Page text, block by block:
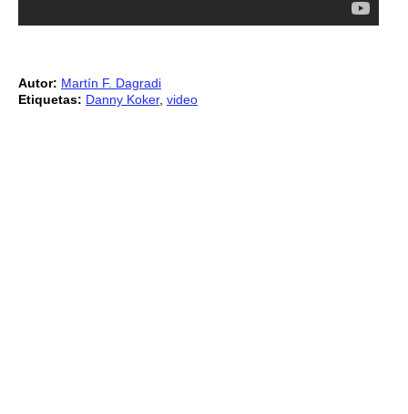
Autor: Martín F. Dagradi
Etiquetas: Danny Koker, video